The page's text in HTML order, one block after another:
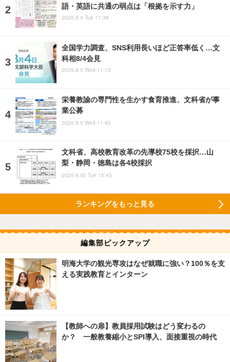
語・英語に共通の弱点は「根拠を示す力」
2026.8.4 Tue 11:36
全国学力調査、SNS利用長いほど正答率低く…文
科相8/4会見
2026.8.5 Wed 11:15
栄養教諭の専門性を生かす食育推進、文科省が事
業公募
2026.8.5 Wed 11:45
文科省、高校教育改革の先導校75校を採択…山
梨・静岡・徳島は各4校採択
2026.6.30 Tue 15:45
ランキングをもっと見る
編集部ピックアップ
明海大学の観光専攻はなぜ就職に強い？100％を支
える実践教育とインターン
【教師への扉】教員採用試験はどう変わるの
か？ 一般教養縮小とSPI導入、面接重視の時代